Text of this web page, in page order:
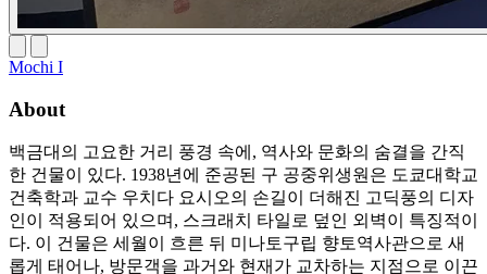
Mochi I
About
백금대의 고요한 거리 풍경 속에, 역사와 문화의 숨결을 간직
한 건물이 있다. 1938년에 준공된 구 공중위생원은 도쿄대학교
건축학과 교수 우치다 요시오의 손길이 더해진 고딕풍의 디자
인이 적용되어 있으며, 스크래치 타일로 덮인 외벽이 특징적이
다. 이 건물은 세월이 흐른 뒤 미나토구립 향토역사관으로 새
롭게 태어나, 방문객을 과거와 현재가 교차하는 지점으로 이끈